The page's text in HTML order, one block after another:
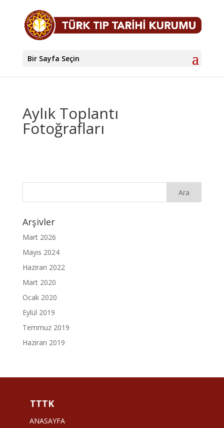
Bir Sayfa Seçin
Aylık Toplantı
Fotoğrafları
Arşivler
Mart 2026
Mayıs 2024
Haziran 2022
Mart 2020
Ocak 2020
Eylül 2019
Temmuz 2019
Haziran 2019
TTTK
ANASAYFA